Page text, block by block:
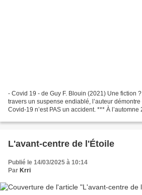
- Covid 19 - de Guy F. Blouin (2021) Une fiction
travers un suspense endiablé, l’auteur
Covid-19 n’est PAS un accident. *** À l’automne
L'avant-centre de l'Étoile
Publié le 14/03/2025 à 10:14
Par Krri